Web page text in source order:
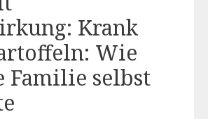
Krank
Wie
Familie selbst